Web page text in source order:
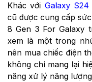
Khác với Galaxy S24
cũ được cung cấp
8 Gen 3 For Galaxy
xem là một trong
nên mua chiếc điện
không chỉ mang lại
năng xử lý năng